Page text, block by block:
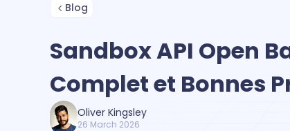
Blog
Sandbox API Open
Complet et Bonnes
Oliver Kingsley
26 March 2026